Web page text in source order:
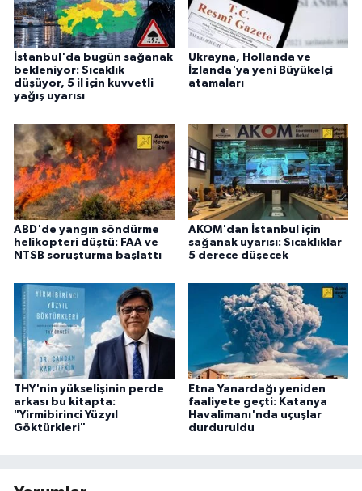
İstanbul'da bugün sağanak
bekleniyor: Sıcaklık
düşüyor, 5 il için kuvvetli
yağış uyarısı
Ukrayna, Hollanda ve
İzlanda'ya yeni Büyükelçi
atamaları
ABD'de yangın söndürme
helikopteri düştü: FAA ve
NTSB soruşturma başlattı
AKOM'dan İstanbul için
sağanak uyarısı: Sıcaklıklar
5 derece düşecek
THY'nin yükselişinin perde
arkası bu kitapta:
"Yirmibirinci Yüzyıl
Göktürkleri"
Etna Yanardağı yeniden
faaliyete geçti: Katanya
Havalimanı'nda uçuşlar
durduruldu